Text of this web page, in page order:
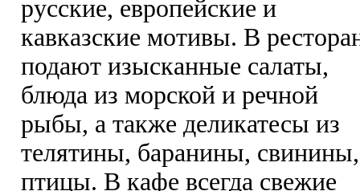
русские, европейские и
кавказские мотивы. В
подают изысканные салаты,
блюда из морской и речной
рыбы, а также деликатесы из
телятины, баранины, свинины,
птицы. В кафе всегда свежие